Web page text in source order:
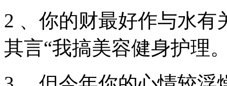
2 、你的财最好作与水
其言“我搞美容健身护理